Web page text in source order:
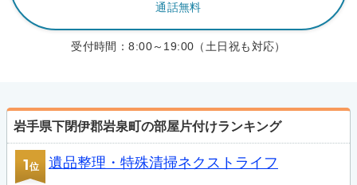
通話無料
受付時間：8:00～19:00（土日祝も対応）
岩手県下閉伊郡岩泉町の部屋片付けランキング
1位 遺品整理・特殊清掃ネクストライフ